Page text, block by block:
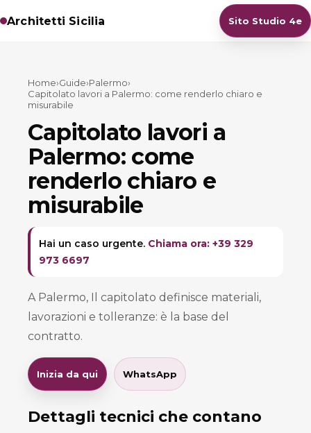
Architetti Sicilia Sito Studio 4e
Home›Guide›Palermo›
Capitolato lavori a Palermo: come renderlo chiaro e
misurabile
Capitolato lavori a
Palermo: come
renderlo chiaro e
misurabile
Hai un caso urgente. Chiama ora: +39 329
973 6697
A Palermo, Il capitolato definisce materiali,
lavorazioni e tolleranze: è la base del
contratto.
Inizia da qui WhatsApp
Dettagli tecnici che contano